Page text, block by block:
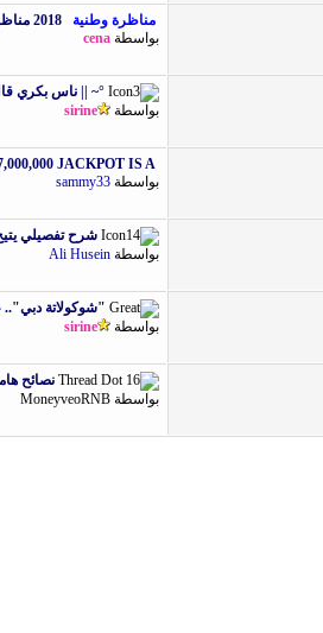
مناظرة وطنية
2018 مناظرة للقبول في مرحلة...
بواسطة cena
°~ || ناس بكري
بواسطة
sirine
JACKPOT IS A...
بواسطة sammy33
شرح تفصيلي
بواسطة Ali Husein
"شوكولاتة
بواسطة
sirine
نصائح
بواسطة MoneyveoRNB